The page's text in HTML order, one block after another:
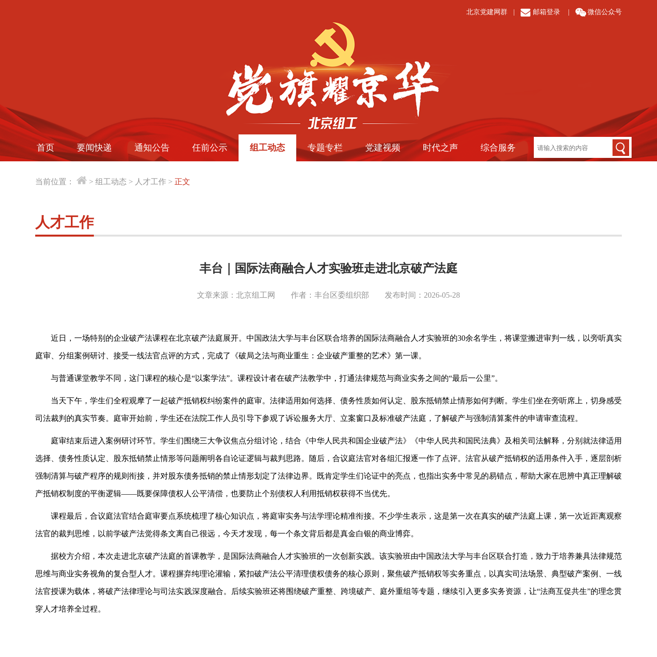
北京党建网群 邮箱登录 微信公众号
首页 要闻快递 通知公告 任前公示 组工动态 专题专栏 党建视频 时代之声 综合服务
当前位置： > 组工动态 > 人才工作 > 正文
人才工作
丰台｜国际法商融合人才实验班走进北京破产法庭
文章来源：北京组工网 作者：丰台区委组织部 发布时间：2026-05-28
近日，一场特别的企业破产法课程在北京破产法庭展开。中国政法大学与丰台区联合培养的国际法商融合人才实验班的30余名学生，将课堂搬进审判一线，以旁听真实
庭审、分组案例研讨、接受一线法官点评的方式，完成了《破局之法与商业重生：企业破产重整的艺术》第一课。
与普通课堂教学不同，这门课程的核心是“以案学法”。课程设计者在破产法教学中，打通法律规范与商业实务之间的“最后一公里”。
当天下午，学生们全程观摩了一起破产抵销权纠纷案件的庭审。法律适用如何选择、债务性质如何认定、股东抵销禁止情形如何判断。学生们坐在旁听席上，切身感受
司法裁判的真实节奏。庭审开始前，学生还在法院工作人员引导下参观了诉讼服务大厅、立案窗口及标准破产法庭，了解破产与强制清算案件的申请审查流程。
庭审结束后进入案例研讨环节。学生们围绕三大争议焦点分组讨论，结合《中华人民共和国企业破产法》《中华人民共和国民法典》及相关司法解释，分别就法律适用
选择、债务性质认定、股东抵销禁止情形等问题阐明各自论证逻辑与裁判思路。随后，合议庭法官对各组汇报逐一作了点评。法官从破产抵销权的适用条件入手，逐层剖析
强制清算与破产程序的规则衔接，并对股东债务抵销的禁止情形划定了法律边界。既肯定学生们论证中的亮点，也指出实务中常见的易错点，帮助大家在思辨中真正理解破
产抵销权制度的平衡逻辑——既要保障债权人公平清偿，也要防止个别债权人利用抵销权获得不当优先。
课程最后，合议庭法官结合庭审要点系统梳理了核心知识点，将庭审实务与法学理论精准衔接。不少学生表示，这是第一次在真实的破产法庭上课，第一次近距离观察
法官的裁判思维，以前学破产法觉得条文离自己很远，今天才发现，每一个条文背后都是真金白银的商业博弈。
据校方介绍，本次走进北京破产法庭的首课教学，是国际法商融合人才实验班的一次创新实践。该实验班由中国政法大学与丰台区联合打造，致力于培养兼具法律规范
思维与商业实务视角的复合型人才。课程摒弃纯理论灌输，紧扣破产法公平清理债权债务的核心原则，聚焦破产抵销权等实务重点，以真实司法场景、典型破产案例、一线
法官授课为载体，将破产法律理论与司法实践深度融合。后续实验班还将围绕破产重整、跨境破产、庭外重组等专题，继续引入更多实务资源，让“法商互促共生”的理念贯
穿人才培养全过程。